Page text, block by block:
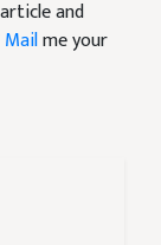
and
Mailme your